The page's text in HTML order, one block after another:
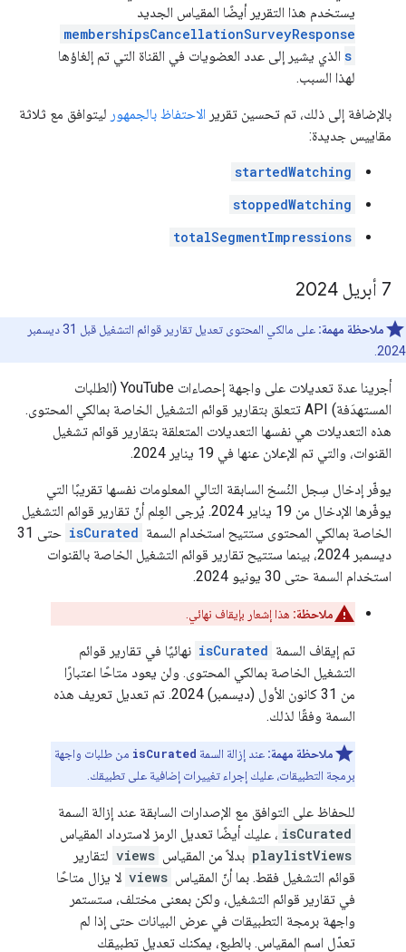
يستخدم هذا التقرير أيضًا المقياس الجديد
membershipsCancellationSurveyResponse
s الذي يشير إلى عدد العضويات في القناة التي تم إلغاؤها
لهذا السبب.
بالإضافة إلى ذلك، تم تحسين تقرير الاحتفاظ بالجمهور ليتوافق مع ثلاثة
مقاييس جديدة:
startedWatching
stoppedWatching
totalSegmentImpressions
‫7 أبريل 2024
ملاحظة مهمة:
على مالكي المحتوى تعديل تقارير قوائم التشغيل قبل 31 ديسمبر
2024.
أجرينا عدة تعديلات على واجهة إحصاءات YouTube (الطلبات
المستهدَفة) API تتعلق بتقارير قوائم التشغيل الخاصة بمالكي المحتوى.
هذه التعديلات هي نفسها التعديلات المتعلقة بتقارير قوائم تشغيل
القنوات، والتي تم الإعلان عنها في 19 يناير 2024.
يوفّر إدخال سِجل النُسخ السابقة التالي المعلومات نفسها تقريبًا التي
يوفّرها الإدخال من 19 يناير 2024. يُرجى العِلم أنّ تقارير قوائم التشغيل
الخاصة بمالكي المحتوى ستتيح استخدام السمة isCurated
حتى 31
ديسمبر 2024، بينما ستتيح تقارير قوائم التشغيل الخاصة بالقنوات
استخدام السمة حتى 30 يونيو 2024.
ملاحظة: هذا إشعار بإيقاف نهائي.
تم إيقاف السمة isCurated نهائيًا في تقارير قوائم
التشغيل الخاصة بمالكي المحتوى. ولن يعود متاحًا اعتبارًا
من 31 كانون الأول (ديسمبر) 2024. تم تعديل تعريف هذه
السمة وفقًا لذلك.
ملاحظة مهمة: عند إزالة السمة isCurated من طلبات واجهة
برمجة التطبيقات، عليك إجراء تغييرات إضافية على تطبيقك.
للحفاظ على التوافق مع الإصدارات السابقة عند إزالة السمة
isCurated ، عليك أيضًا تعديل الرمز لاسترداد المقياس
playlistViews بدلاً من المقياس views لتقارير
قوائم التشغيل فقط. بما أنّ المقياس views لا يزال متاحًا
في تقارير قوائم التشغيل، ولكن بمعنى مختلف، ستستمر
واجهة برمجة التطبيقات في عرض البيانات حتى إذا لم
تعدّل اسم المقياس. بالطبع، يمكنك تعديل تطبيقك